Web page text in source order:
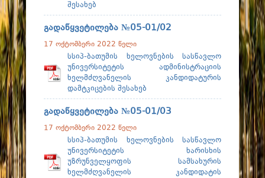
შესახებ
გადაწყვეტილება №05-01/02
17 ოქტომბერი 2022 წელი
სსიპ-ბათუმის ხელოვნების სასწავლო
უნივერსიტეტის ადმინისტრაციის
ხელმძღვანელის კანდიდატურის
დამტკიცების შესახებ
გადაწყვეტილება №05-01/03
17 ოქტომბერი 2022 წელი
სსიპ-ბათუმის ხელოვნების სასწავლო
უნივერსიტეტის ხარისხის
უზრუნველყოფის სამსახურის
ხელმძღვანელის კანდიდატის